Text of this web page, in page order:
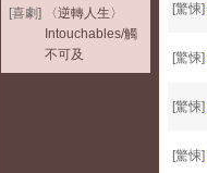
[喜劇]
〈逆轉人生〉
Intouchables/觸
不可及
[驚悚]
[驚悚]
[驚悚]
[驚悚]